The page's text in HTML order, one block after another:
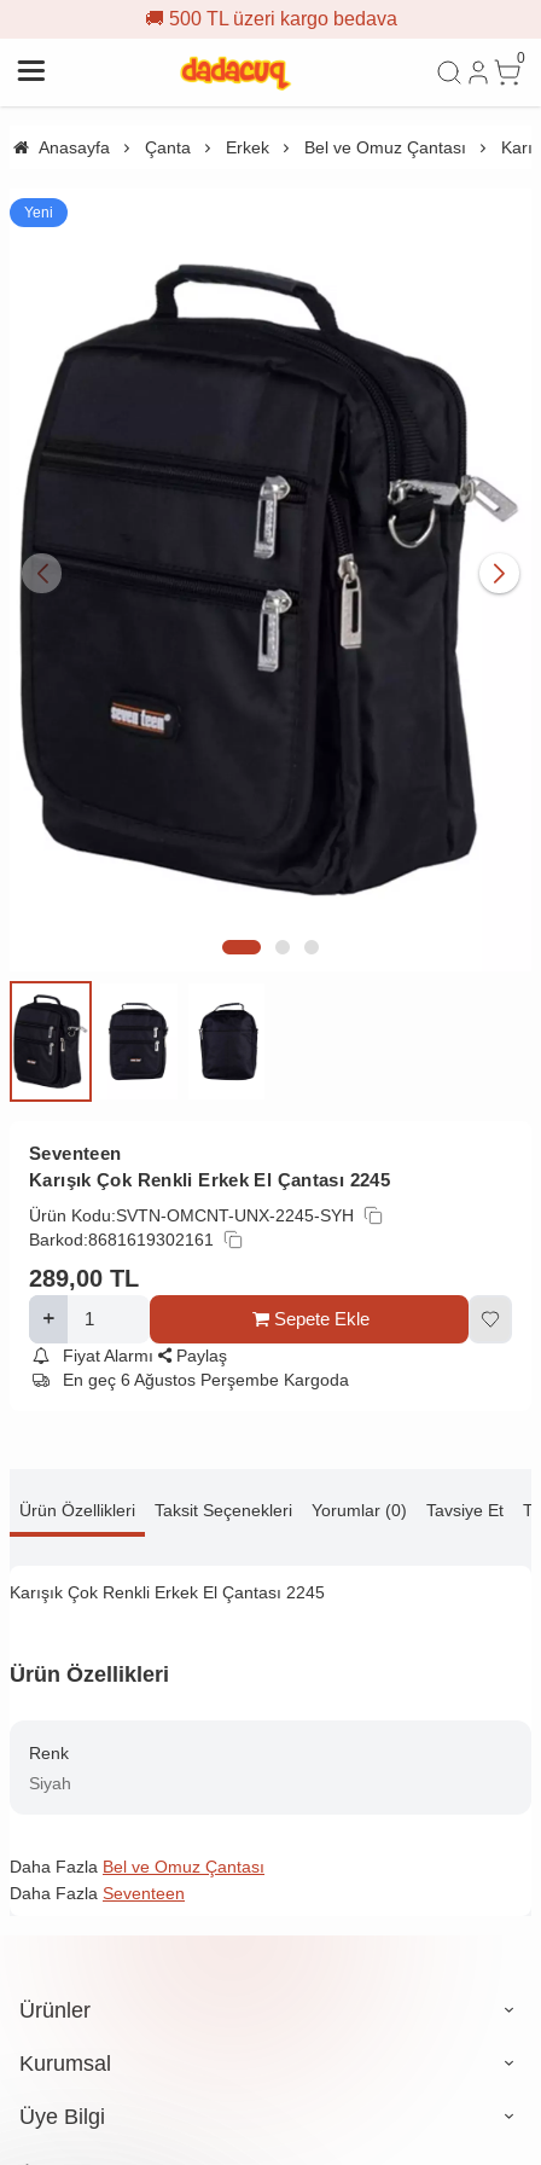
🚚 500 TL üzeri kargo bedava
0
Anasayfa Çanta Erkek Bel ve Omuz Çantası
Yeni
Seventeen
Karışık Çok Renkli Erkek El Çantası 2245
Ürün Kodu:SVTN-OMCNT-UNX-2245-SYH
Barkod:8681619302161
289,00 TL
Sepete Ekle
Fiyat Alarmı
Paylaş
En geç 6 Ağustos Perşembe Kargoda
Ürün Özellikleri Taksit Seçenekleri Yorumlar (0) Tavsiye Et
Karışık Çok Renkli Erkek El Çantası 2245
Ürün Özellikleri
Renk
Siyah
Daha Fazla Bel ve Omuz Çantası
Daha Fazla Seventeen
Ürünler
Kurumsal
Üye Bilgi